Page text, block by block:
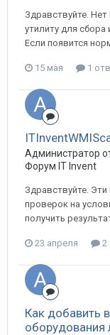
Здравствуйте.
утилиту для
Если появится
15 мая 1
Администратор
Форум IT Invent
Здравствуйте.
проверок на
получить
23 апреля 2
Как добавить
оборудования